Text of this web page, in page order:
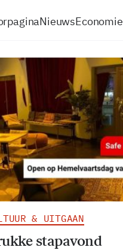
NieuwsEconomie
& UITGAAN
stapavond